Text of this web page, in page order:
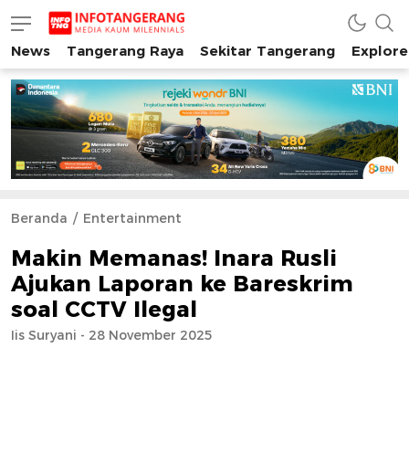
INFO TANGERANG
Media Kaum Millenials Tangerang Raya
News Tangerang Raya Sekitar Tangerang
Beranda Entertainment
Makin Memanas! Inara Rusli
Ajukan Laporan ke Bareskrim
soal CCTV Ilegal
Iis Suryani - 28 November 2025